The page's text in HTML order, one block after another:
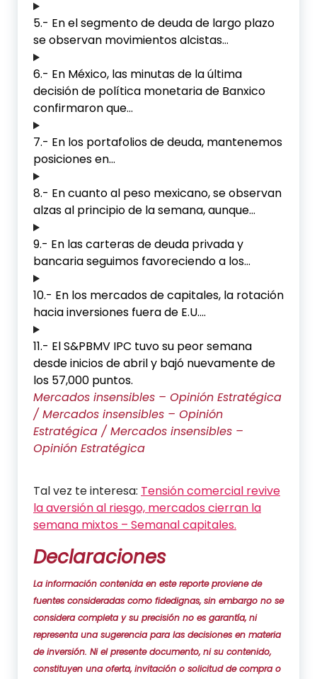
5.- En el segmento de deuda de largo plazo
se observan movimientos alcistas…
6.- En México, las minutas de la última
decisión de política monetaria de Banxico
confirmaron que…
7.- En los portafolios de deuda, mantenemos
posiciones en…
8.- En cuanto al peso mexicano, se observan
alzas al principio de la semana, aunque…
9.- En las carteras de deuda privada y
bancaria seguimos favoreciendo a los…
10.- En los mercados de capitales, la rotación
hacia inversiones fuera de E.U….
11.- El S&PBMV IPC tuvo su peor semana
desde inicios de abril y bajó nuevamente de
los 57,000 puntos.
Mercados insensibles – Opinión Estratégica
/ Mercados insensibles – Opinión
Estratégica / Mercados insensibles –
Opinión Estratégica
Tal vez te interesa: Tensión comercial revive
la aversión al riesgo, mercados cierran la
semana mixtos – Semanal capitales.
Declaraciones
La información contenida en este reporte proviene de
fuentes consideradas como fidedignas, sin embargo no se
considera completa y su precisión no es garantía, ni
representa una sugerencia para las decisiones en materia
de inversión. Ni el presente documento, ni su contenido,
constituyen una oferta, invitación o solicitud de compra o